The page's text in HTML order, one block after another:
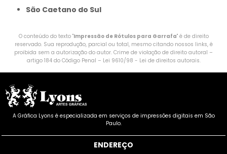
São Caetano do Sul
O conteúdo do texto "Impressão de Rótulos para Garrafa" é de direito
reservado. Sua reprodução, parcial ou total, mesmo citando nossos links, é
proibida sem a autorização do autor. Crime de violação de direito autoral –
artigo 184 do Código Penal – Lei 9610/98 - Lei de direitos autorais.
A Gráfica Lyons é especializada em serviços de impressões digitais em São
Paulo.
ENDEREÇO